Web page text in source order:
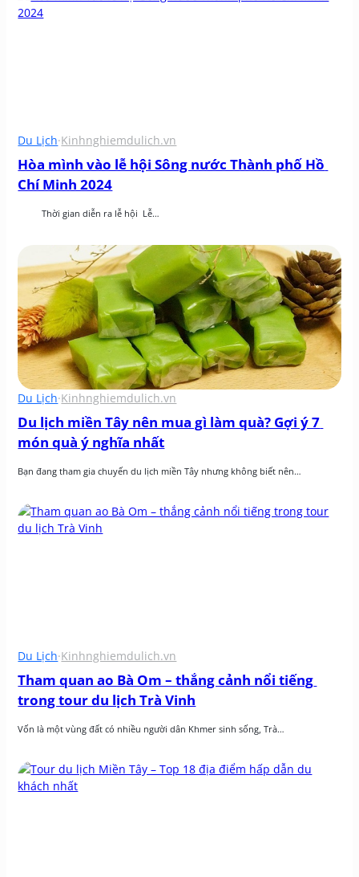
Du Lịch·Kinhnghiemdulich.vn
Hòa mình vào lễ hội Sông nước Thành phố Hồ
Chí Minh 2024
Thời gian diễn ra lễ hội  Lễ…
Du Lịch·Kinhnghiemdulich.vn
Du lịch miền Tây nên mua gì làm quà? Gợi ý 7
món quà ý nghĩa nhất
Bạn đang tham gia chuyến du lịch miền Tây nhưng không biết nên…
Du Lịch·Kinhnghiemdulich.vn
Tham quan ao Bà Om – thắng cảnh nổi tiếng
trong tour du lịch Trà Vinh
Vốn là một vùng đất có nhiều người dân Khmer sinh sống, Trà…